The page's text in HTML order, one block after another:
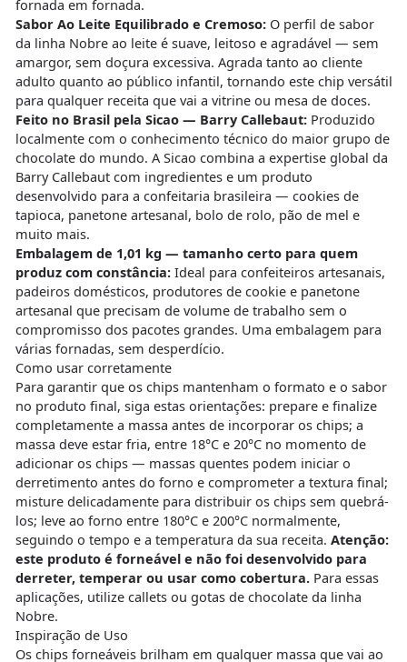
fornada em fornada.
Sabor Ao Leite Equilibrado e Cremoso:O perfil de sabor
da linha Nobre ao leite é suave, leitoso e agradável — sem
amargor, sem doçura excessiva. Agrada tanto ao cliente
adulto quanto ao público infantil, tornando este chip versátil
para qualquer receita que vai a vitrine ou mesa de doces.
Feito no Brasil pela Sicao — Barry Callebaut:Produzido
localmente com o conhecimento técnico do maior grupo de
chocolate do mundo. A Sicao combina a expertise global da
Barry Callebaut com ingredientes e um produto
desenvolvido para a confeitaria brasileira — cookies de
tapioca, panetone artesanal, bolo de rolo, pão de mel e
muito mais.
Embalagem de 1,01 kg — tamanho certo para quem
produz com constância:Ideal para confeiteiros artesanais,
padeiros domésticos, produtores de cookie e panetone
artesanal que precisam de volume de trabalho sem o
compromisso dos pacotes grandes. Uma embalagem para
várias fornadas, sem desperdício.
Como usar corretamente
Para garantir que os chips mantenham o formato e o sabor
no produto final, siga estas orientações: prepare e finalize
completamente a massa antes de incorporar os chips; a
massa deve estar fria, entre 18°C e 20°C no momento de
adicionar os chips — massas quentes podem iniciar o
derretimento antes do forno e comprometer a textura final;
misture delicadamente para distribuir os chips sem quebrá-
los; leve ao forno entre 180°C e 200°C normalmente,
seguindo o tempo e a temperatura da sua receita. Atenção:
este produto é forneável e não foi desenvolvido para
derreter, temperar ou usar como cobertura.Para essas
aplicações, utilize callets ou gotas de chocolate da linha
Nobre.
Inspiração de Uso
Os chips forneáveis brilham em qualquer massa que vai ao